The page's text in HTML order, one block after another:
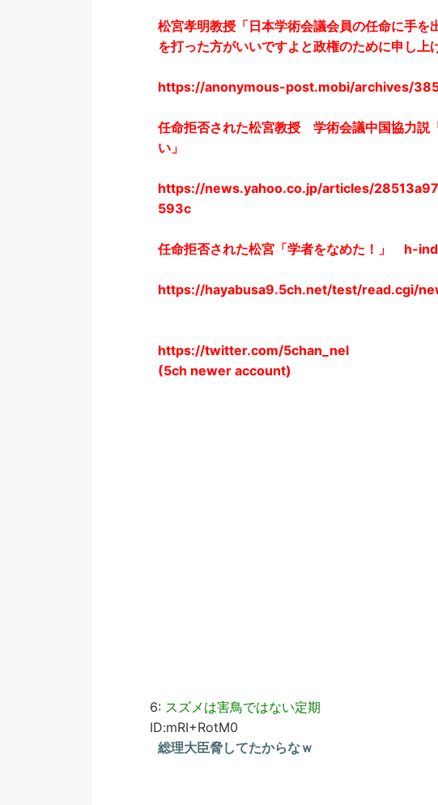
松宮孝明教授「日本学術会議会員の任命に手
を打った方がいいですよと政権のために申し上
https://anonymous-post.mobi/archives/
任命拒否された松宮教授 学術会議中国協力説
い」
https://news.yahoo.co.jp/articles/
593c
任命拒否された松宮「学者をなめた！」 h-
https://hayabusa9.5ch.net/test/read.cgi/
https://twitter.com/5chan_nel
(5ch newer account)
6: スズメは害鳥ではない定期
ID:mRI+RotM0
総理大臣脅してたからなｗ